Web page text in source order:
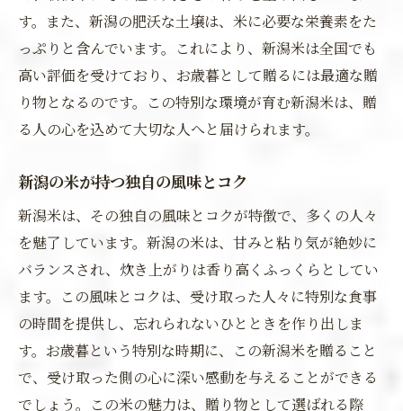
す。また、新潟の肥沃な土壌は、米に必要な栄養素をた
っぷりと含んでいます。これにより、新潟米は全国でも
高い評価を受けており、お歳暮として贈るには最適な贈
り物となるのです。この特別な環境が育む新潟米は、贈
る人の心を込めて大切な人へと届けられます。
新潟の米が持つ独自の風味とコク
新潟米は、その独自の風味とコクが特徴で、多くの人々
を魅了しています。新潟の米は、甘みと粘り気が絶妙に
バランスされ、炊き上がりは香り高くふっくらとしてい
ます。この風味とコクは、受け取った人々に特別な食事
の時間を提供し、忘れられないひとときを作り出しま
す。お歳暮という特別な時期に、この新潟米を贈ること
で、受け取った側の心に深い感動を与えることができる
でしょう。この米の魅力は、贈り物として選ばれる際